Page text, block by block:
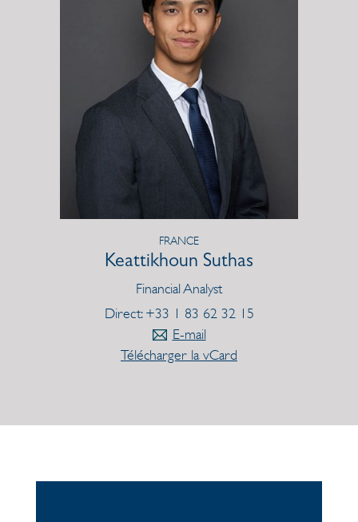
FRANCE
Keattikhoun Suthas
Financial Analyst
Direct: +33 1 83 62 32 15
E-mail
Télécharger la vCard